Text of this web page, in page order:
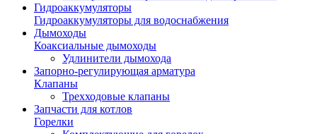
Гидроаккумуляторы
Гидроаккумуляторы для водоснабжения
Дымоходы
Коаксиальные дымоходы
Удлинители дымохода
Запорно-регулирующая арматура
Клапаны
Трехходовые клапаны
Запчасти для котлов
Горелки